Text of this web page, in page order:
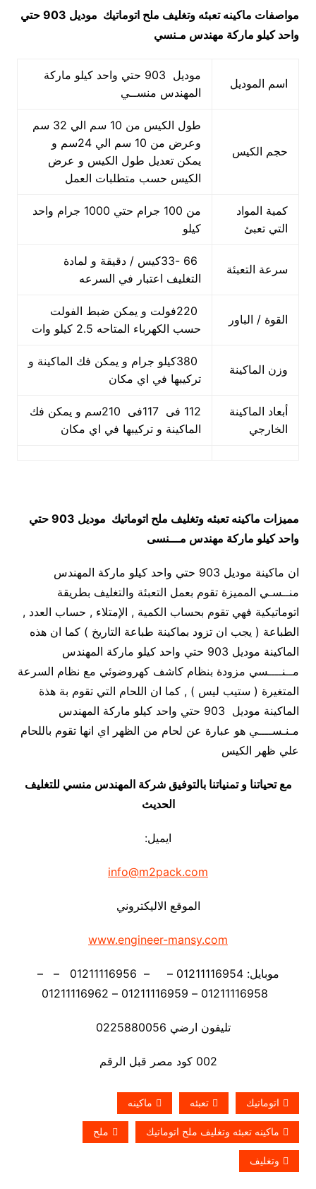
مواصفات ماكينه تعبئه وتغليف ملح اتوماتيك
موديل 903 حتي
واحد كيلو ماركة مهندس مـنسي
اسم الموديل
موديل 903 حتي واحد كيلو ماركة
المهندس منســي
حجم الكيس
طول الكيس من 10 سم الي 32 سم
وعرض من 10 سم الي 24سم و
يمكن تعديل طول الكيس و عرض
الكيس حسب متطلبات العمل
كمية المواد
التي تعبئ
من 100 جرام حتي 1000 جرام واحد
كيلو
سرعة التعبئة
66 -33كيس / دقيقة و لمادة
التغليف اعتبار في السرعه
القوة / الباور
220فولت و يمكن ضبط الفولت
حسب الكهرباء المتاحه 2.5 كيلو وات
وزن الماكينة
380كيلو جرام و يمكن فك الماكينة و
تركيبها في اي مكان
أبعاد الماكينة
الخارجي
112 فى 117فى 210سم و يمكن فك
الماكينة و تركيبها في اي مكان
مميزات ماكينه تعبئه وتغليف ملح اتوماتيك
موديل 903 حتي
واحد كيلو ماركة مهندس مـــنسى
ان ماكينة موديل 903 حتي واحد كيلو ماركة المهندس
منــسـي المميزة تقوم بعمل التعبئة والتغليف بطريقة
اتوماتيكية فهي تقوم بحساب الكمية , الإمتلاء , حساب العدد ,
الطباعة ( يجب ان تزود بماكينة طباعة التاريخ ) كما ان هذه
الماكينة موديل 903 حتي واحد كيلو ماركة المهندس
مــنــــسي مزودة بنظام كاشف كهروضوئي مع نظام السرعة
المتغيرة ( ستيب ليس ) , كما ان اللحام التي تقوم بة هذة
الماكينة موديل 903 حتي واحد كيلو ماركة المهندس
مـنـســــي هو عبارة عن لحام من الظهر اي انها تقوم باللحام
علي ظهر الكيس
مع تحياتنا و تمنياتنا بالتوفيق شركة المهندس منسي للتغليف
الحديث
ايميل:
info@m2pack.com
الموقع الاليكتروني
www.engineer-mansy.com
موبايل: 01211116954 – – 01211116956 – –
تليفون ارضي 0225880056
002 كود مصر قبل الرقم
اتوماتيك تعبئه ماكينه
ماكينه تعبئه وتغليف ملح اتوماتيك ملح
وتغليف